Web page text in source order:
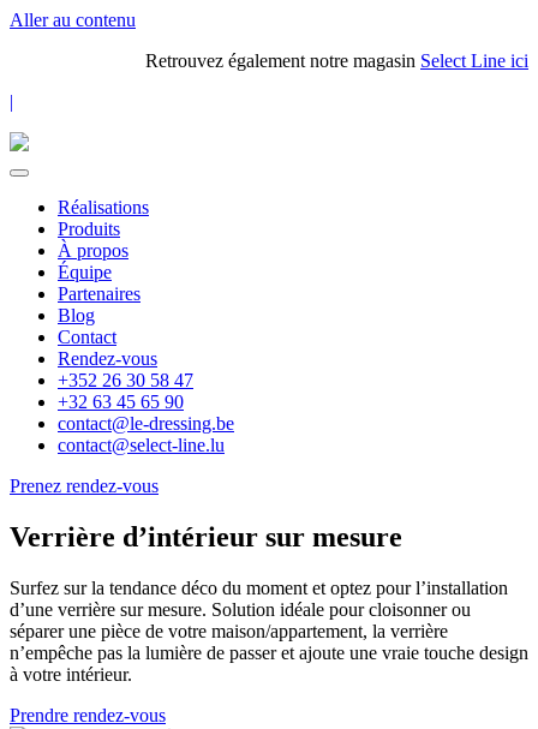
Aller au contenu
Retrouvez également notre magasin Select Line ici
|
Réalisations
Produits
À propos
Équipe
Partenaires
Blog
Contact
Rendez-vous
+352 26 30 58 47
+32 63 45 65 90
contact@le-dressing.be
contact@select-line.lu
Prenez rendez-vous
Verrière d’intérieur sur mesure
Surfez sur la tendance déco du moment et optez pour l’installation
d’une verrière sur mesure. Solution idéale pour cloisonner ou
séparer une pièce de votre maison/appartement, la verrière
n’empêche pas la lumière de passer et ajoute une vraie touche design
à votre intérieur.
Prendre rendez-vous